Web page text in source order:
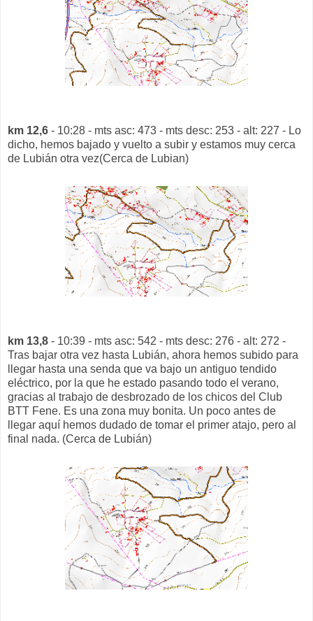
km 12,6 - 10:28 - mts asc: 473 - mts desc: 253 - alt: 227 - Lo
dicho, hemos bajado y vuelto a subir y estamos muy cerca
de Lubián otra vez(Cerca de Lubian)
km 13,8 - 10:39 - mts asc: 542 - mts desc: 276 - alt: 272 -
Tras bajar otra vez hasta Lubián, ahora hemos subido para
llegar hasta una senda que va bajo un antiguo tendido
eléctrico, por la que he estado pasando todo el verano,
gracias al trabajo de desbrozado de los chicos del Club
BTT Fene. Es una zona muy bonita. Un poco antes de
llegar aquí hemos dudado de tomar el primer atajo, pero al
final nada. (Cerca de Lubián)